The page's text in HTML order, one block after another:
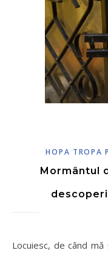
HOPA TROPA
Mormântul
Locuiesc, de când mă